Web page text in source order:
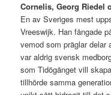
Cornelis, Georg Riedel
En av Sveriges mest
Vreeswijk. Han fångade
vemod som präglar
var aldrig svensk
som Tidögänget vill
tillhörde samma